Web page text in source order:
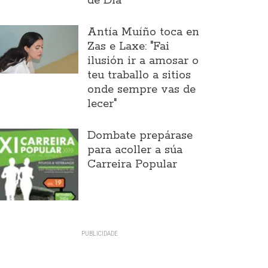
Antía Muíño toca en
Zas e Laxe: "Fai
ilusión ir a amosar o
teu traballo a sitios
onde sempre vas de
lecer"
Dombate prepárase
para acoller a súa
Carreira Popular